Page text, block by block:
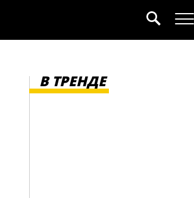
В ТРЕНДЕ